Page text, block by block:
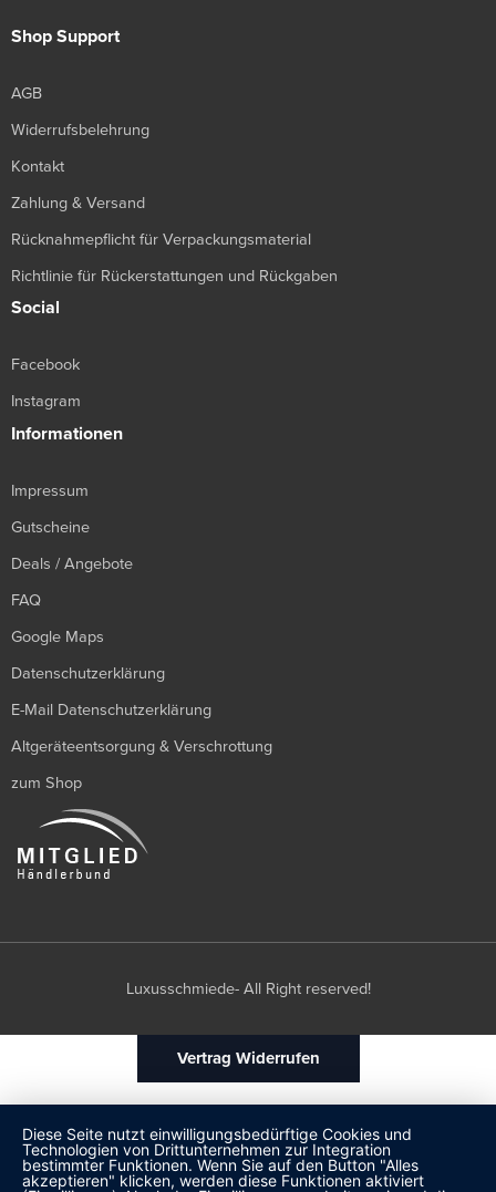
Shop Support
AGB
Widerrufsbelehrung
Kontakt
Zahlung & Versand
Rücknahmepflicht für Verpackungsmaterial
Richtlinie für Rückerstattungen und Rückgaben
Social
Facebook
Instagram
Informationen
Impressum
Gutscheine
Deals / Angebote
FAQ
Google Maps
Datenschutzerklärung
E-Mail Datenschutzerklärung
Altgeräteentsorgung & Verschrottung
zum Shop
Luxusschmiede- All Right reserved!
Vertrag Widerrufen
Diese Seite nutzt einwilligungsbedürftige Cookies und
Technologien von Drittunternehmen zur Integration
bestimmter Funktionen. Wenn Sie auf den Button "Alles
akzeptieren" klicken, werden diese Funktionen aktiviert